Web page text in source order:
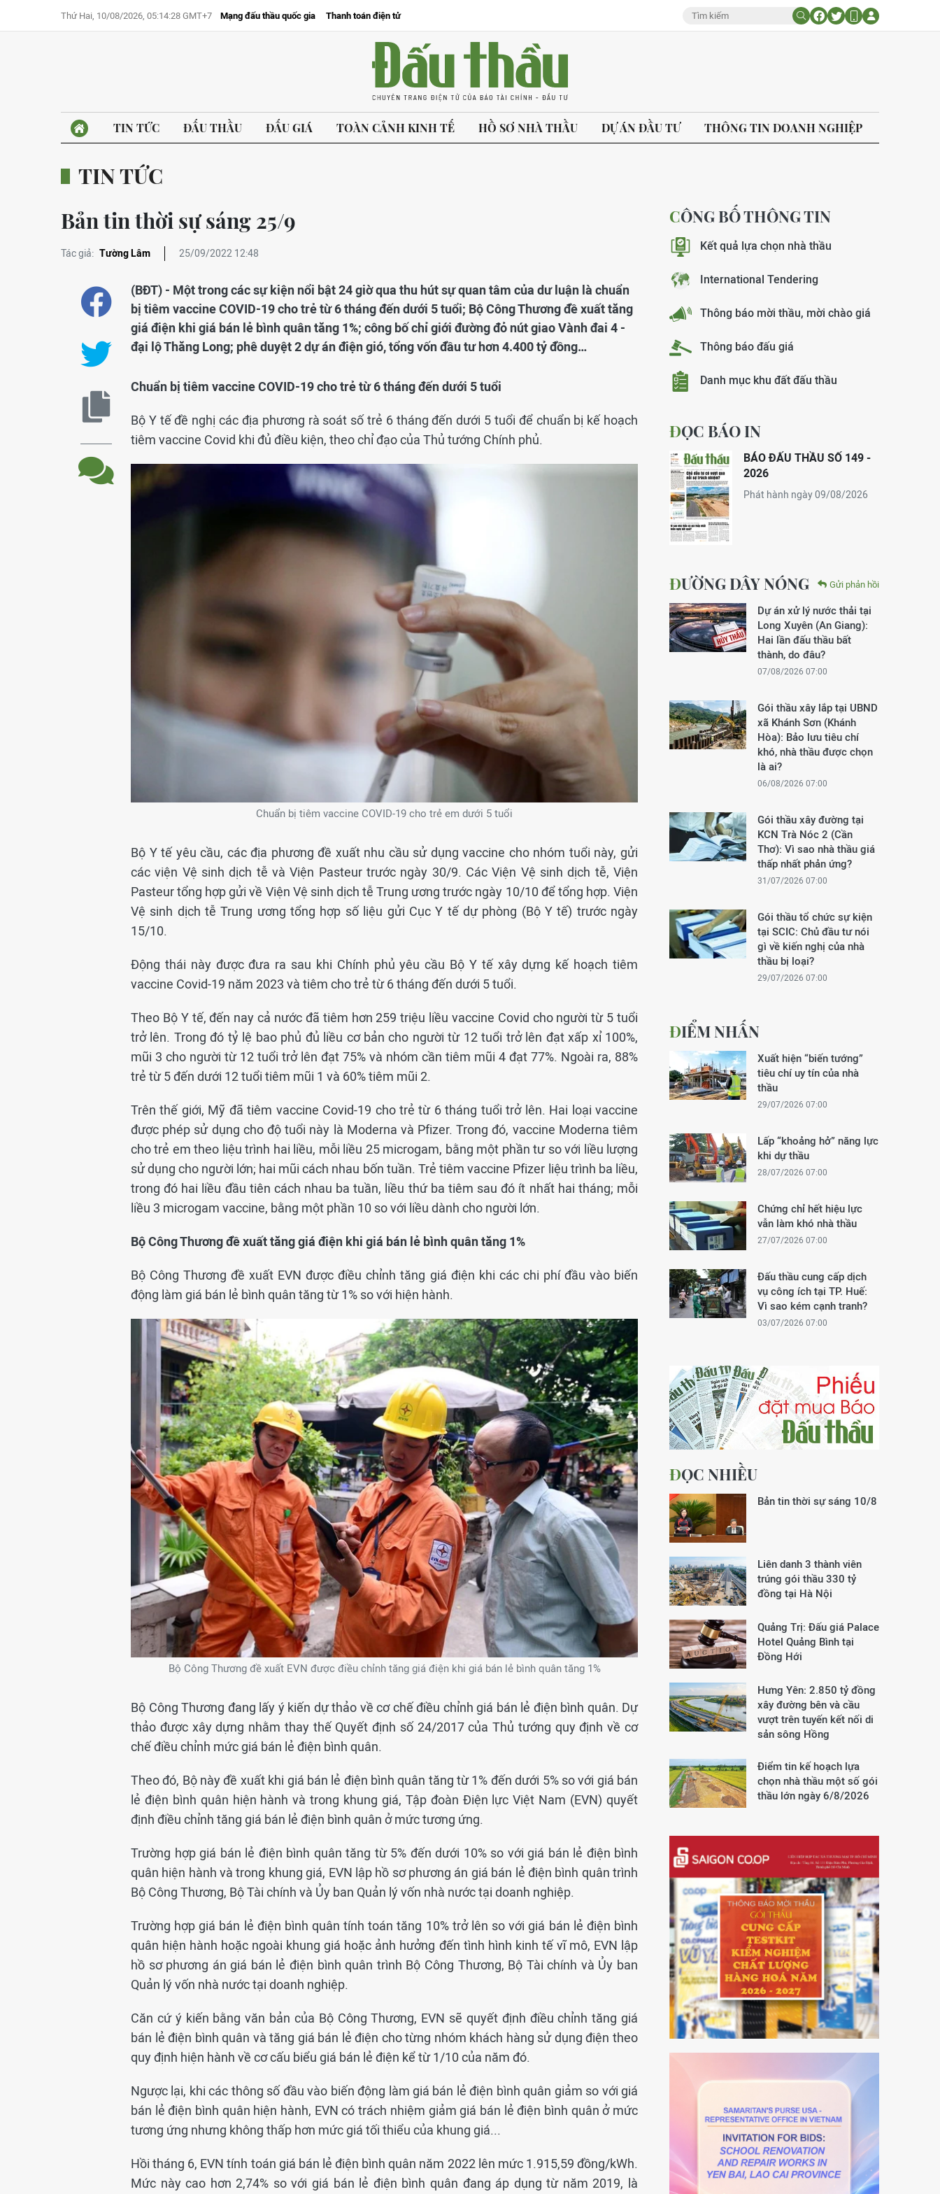
Thứ Hai, 10/08/2026, 05:14:28 GMT+7 Mạng đấu thầu quốc gia Thanh toán điện tử
TIN TỨC ĐẤU THẦU ĐẤU GIÁ TOÀN CẢNH KINH TẾ HỒ SƠ NHÀ THẦU DỰ ÁN ĐẦU TƯ THÔNG TIN DOANH NGHIỆP
TIN TỨC
Bản tin thời sự sáng 25/9
Tác giả: Tường Lâm 25/09/2022 12:48
(BĐT) - Một trong các sự kiện nổi bật 24 giờ qua thu hút sự quan tâm của dư luận là chuẩn
bị tiêm vaccine COVID-19 cho trẻ từ 6 tháng đến dưới 5 tuổi; Bộ Công Thương đề xuất tăng
giá điện khi giá bán lẻ bình quân tăng 1%; công bố chỉ giới đường đỏ nút giao Vành đai 4 -
đại lộ Thăng Long; phê duyệt 2 dự án điện gió, tổng vốn đầu tư hơn 4.400 tỷ đồng…
Chuẩn bị tiêm vaccine COVID-19 cho trẻ từ 6 tháng đến dưới 5 tuổi
Bộ Y tế đề nghị các địa phương rà soát số trẻ 6 tháng đến dưới 5 tuổi để chuẩn bị kế hoạch
tiêm vaccine Covid khi đủ điều kiện, theo chỉ đạo của Thủ tướng Chính phủ.
Chuẩn bị tiêm vaccine COVID-19 cho trẻ em dưới 5 tuổi
Bộ Y tế yêu cầu, các địa phương đề xuất nhu cầu sử dụng vaccine cho nhóm tuổi này, gửi
các viện Vệ sinh dịch tễ và Viện Pasteur trước ngày 30/9. Các Viện Vệ sinh dịch tễ, Viện
Pasteur tổng hợp gửi về Viện Vệ sinh dịch tễ Trung ương trước ngày 10/10 để tổng hợp. Viện
Vệ sinh dịch tễ Trung ương tổng hợp số liệu gửi Cục Y tế dự phòng (Bộ Y tế) trước ngày
15/10.
Động thái này được đưa ra sau khi Chính phủ yêu cầu Bộ Y tế xây dựng kế hoạch tiêm
vaccine Covid-19 năm 2023 và tiêm cho trẻ từ 6 tháng đến dưới 5 tuổi.
Theo Bộ Y tế, đến nay cả nước đã tiêm hơn 259 triệu liều vaccine Covid cho người từ 5 tuổi
trở lên. Trong đó tỷ lệ bao phủ đủ liều cơ bản cho người từ 12 tuổi trở lên đạt xấp xỉ 100%,
mũi 3 cho người từ 12 tuổi trở lên đạt 75% và nhóm cần tiêm mũi 4 đạt 77%. Ngoài ra, 88%
trẻ từ 5 đến dưới 12 tuổi tiêm mũi 1 và 60% tiêm mũi 2.
Trên thế giới, Mỹ đã tiêm vaccine Covid-19 cho trẻ từ 6 tháng tuổi trở lên. Hai loại vaccine
được phép sử dụng cho độ tuổi này là Moderna và Pfizer. Trong đó, vaccine Moderna tiêm
cho trẻ em theo liệu trình hai liều, mỗi liều 25 microgam, bằng một phần tư so với liều lượng
sử dụng cho người lớn; hai mũi cách nhau bốn tuần. Trẻ tiêm vaccine Pfizer liệu trình ba liều,
trong đó hai liều đầu tiên cách nhau ba tuần, liều thứ ba tiêm sau đó ít nhất hai tháng; mỗi
liều 3 microgam vaccine, bằng một phần 10 so với liều dành cho người lớn.
Bộ Công Thương đề xuất tăng giá điện khi giá bán lẻ bình quân tăng 1%
Bộ Công Thương đề xuất EVN được điều chỉnh tăng giá điện khi các chi phí đầu vào biến
động làm giá bán lẻ bình quân tăng từ 1% so với hiện hành.
Bộ Công Thương đề xuất EVN được điều chỉnh tăng giá điện khi giá bán lẻ bình quân tăng 1%
Bộ Công Thương đang lấy ý kiến dự thảo về cơ chế điều chỉnh giá bán lẻ điện bình quân. Dự
thảo được xây dựng nhằm thay thế Quyết định số 24/2017 của Thủ tướng quy định về cơ
chế điều chỉnh mức giá bán lẻ điện bình quân.
Theo đó, Bộ này đề xuất khi giá bán lẻ điện bình quân tăng từ 1% đến dưới 5% so với giá bán
lẻ điện bình quân hiện hành và trong khung giá, Tập đoàn Điện lực Việt Nam (EVN) quyết
định điều chỉnh tăng giá bán lẻ điện bình quân ở mức tương ứng.
Trường hợp giá bán lẻ điện bình quân tăng từ 5% đến dưới 10% so với giá bán lẻ điện bình
quân hiện hành và trong khung giá, EVN lập hồ sơ phương án giá bán lẻ điện bình quân trình
Bộ Công Thương, Bộ Tài chính và Ủy ban Quản lý vốn nhà nước tại doanh nghiệp.
Trường hợp giá bán lẻ điện bình quân tính toán tăng 10% trở lên so với giá bán lẻ điện bình
quân hiện hành hoặc ngoài khung giá hoặc ảnh hưởng đến tình hình kinh tế vĩ mô, EVN lập
hồ sơ phương án giá bán lẻ điện bình quân trình Bộ Công Thương, Bộ Tài chính và Ủy ban
Quản lý vốn nhà nước tại doanh nghiệp.
Căn cứ ý kiến bằng văn bản của Bộ Công Thương, EVN sẽ quyết định điều chỉnh tăng giá
bán lẻ điện bình quân và tăng giá bán lẻ điện cho từng nhóm khách hàng sử dụng điện theo
quy định hiện hành về cơ cấu biểu giá bán lẻ điện kể từ 1/10 của năm đó.
Ngược lại, khi các thông số đầu vào biến động làm giá bán lẻ điện bình quân giảm so với giá
bán lẻ điện bình quân hiện hành, EVN có trách nhiệm giảm giá bán lẻ điện bình quân ở mức
tương ứng nhưng không thấp hơn mức giá tối thiểu của khung giá...
Hồi tháng 6, EVN tính toán giá bán lẻ điện bình quân năm 2022 lên mức 1.915,59 đồng/kWh.
Mức này cao hơn 2,74% so với giá bán lẻ điện bình quân đang áp dụng từ năm 2019, là
CÔNG BỐ THÔNG TIN
Kết quả lựa chọn nhà thầu
International Tendering
Thông báo mời thầu, mời chào giá
Thông báo đấu giá
Danh mục khu đất đấu thầu
ĐỌC BÁO IN
BÁO ĐẤU THẦU SỐ 149 -
2026
Phát hành ngày 09/08/2026
ĐƯỜNG DÂY NÓNG Gửi phản hồi
Dự án xử lý nước thải tại
Long Xuyên (An Giang):
Hai lần đấu thầu bất
thành, do đâu?
07/08/2026 07:00
Gói thầu xây lắp tại UBND
xã Khánh Sơn (Khánh
Hòa): Bảo lưu tiêu chí
khó, nhà thầu được chọn
là ai?
06/08/2026 07:00
Gói thầu xây đường tại
KCN Trà Nóc 2 (Cần
Thơ): Vì sao nhà thầu giá
thấp nhất phản ứng?
31/07/2026 07:00
Gói thầu tổ chức sự kiện
tại SCIC: Chủ đầu tư nói
gì về kiến nghị của nhà
thầu bị loại?
29/07/2026 07:00
ĐIỂM NHẤN
Xuất hiện “biến tướng”
tiêu chí uy tín của nhà
thầu
29/07/2026 07:00
Lấp “khoảng hở” năng lực
khi dự thầu
28/07/2026 07:00
Chứng chỉ hết hiệu lực
vẫn làm khó nhà thầu
27/07/2026 07:00
Đấu thầu cung cấp dịch
vụ công ích tại TP. Huế:
Vì sao kém cạnh tranh?
03/07/2026 07:00
ĐỌC NHIỀU
Bản tin thời sự sáng 10/8
Liên danh 3 thành viên
trúng gói thầu 330 tỷ
đồng tại Hà Nội
Quảng Trị: Đấu giá Palace
Hotel Quảng Bình tại
Đồng Hới
Hưng Yên: 2.850 tỷ đồng
xây đường bên và cầu
vượt trên tuyến kết nối di
sản sông Hồng
Điểm tin kế hoạch lựa
chọn nhà thầu một số gói
thầu lớn ngày 6/8/2026